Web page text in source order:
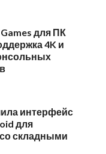
для ПК
4K и
интерфейс
для
складными